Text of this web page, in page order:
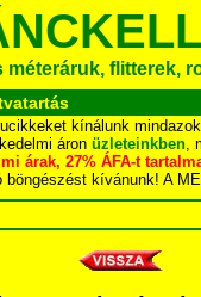
flitterek,
kínálunk
áron üzleteinkben,
árak, 27% ÁFA-t
kívánunk! A